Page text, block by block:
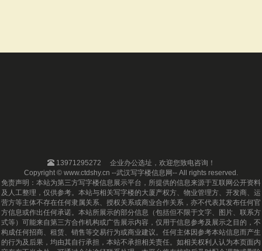
13971295272
企业办公选址，欢迎您致电咨询！
Copyright © www.ctdshy.cn --武汉写字楼信息网-- All rights reserved.
免责声明：本站为第三方写字楼信息展示平台，所提供的信息来源于互联网公开资料
及人工整理，仅供参考。本站与相关写字楼的大厦产权方、物业管理方、开发商、运
营方等主体不存在任何隶属关系、授权关系或商业合作关系，亦不代表其发布任何官
方信息或作出任何承诺。本站所展示的部分信息（包括但不限于文字、图片、联系方
式等）可能来自第三方合作机构或广告展示内容，仅用于信息参考及展示之目的，不
构成任何招商、租赁、销售等交易行为或商业建议。任何主体因参考本站信息而产生
的行为及后果，均由其自行承担，本站不承担相关责任。如相关权利人认为本页面内